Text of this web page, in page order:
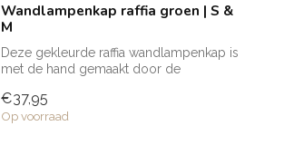
Wandlampenkap raffia groen | S &
M
Deze gekleurde raffia wandlampenkap is
met de hand gemaakt door de
€37,95
Op voorraad